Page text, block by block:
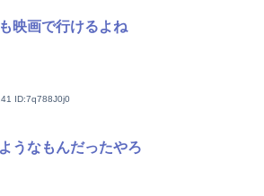
映画で行けるよね
ID:7q788J0j0
うなもんだったやろ